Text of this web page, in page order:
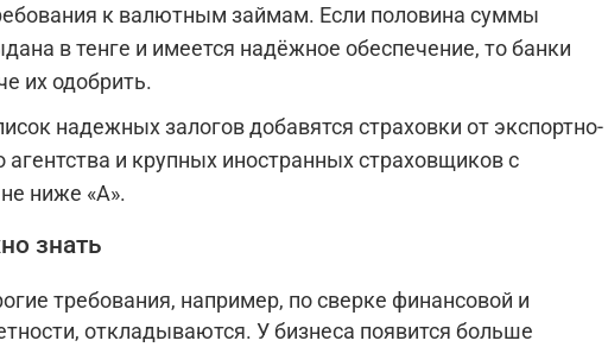
к валютным займам. Если половина суммы
в тенге и имеется надёжное обеспечение, то банки
их одобрить.
надежных залогов добавятся страховки от экспортно-
агентства и крупных иностранных страховщиков с
ниже «А».
знать
требования, например, по сверке финансовой и
откладываются. У бизнеса появится больше